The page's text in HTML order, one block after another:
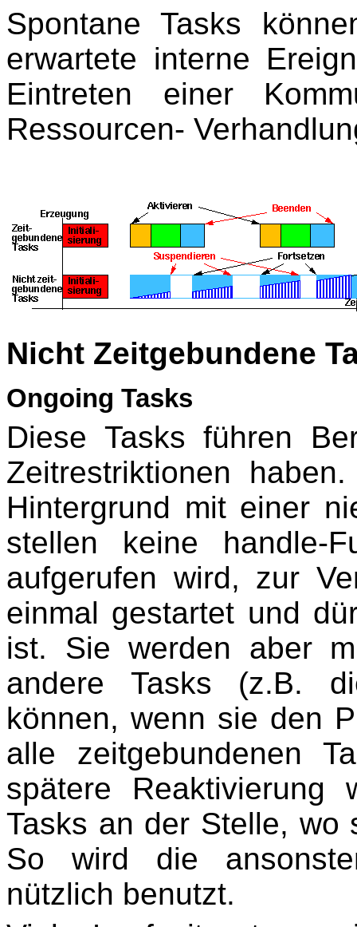
Spontane Tasks
erwartete interne
Eintreten einer
Ressourcen-
Nicht Zeitgebundene
Ongoing Tasks
Diese Tasks führen
Zeitrestriktionen
Hintergrund mit einer
stellen keine handle-
aufgerufen wird, zur
einmal gestartet und
ist. Sie werden aber
andere Tasks (z.B.
können, wenn sie den
alle zeitgebundenen
spätere Reaktivierung
Tasks an der Stelle, wo
So wird die
nützlich benutzt.